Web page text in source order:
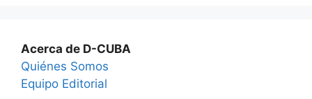
Acerca de D-CUBA
Quiénes Somos
Equipo Editorial